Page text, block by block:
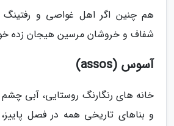
هم چنین اگر اهل غواصی و
شفاف و خروشان مرسین هیجان زده
آسوس (assos)
خانه های رنگارنگ روستایی، آبی چشم
و بناهای تاریخی همه در فصل